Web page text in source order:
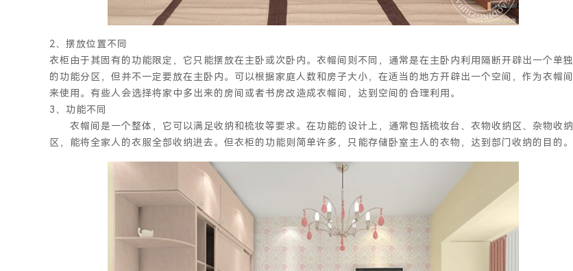
2、摆放位置不同
衣柜由于其固有的功能限定，它只能摆放在主卧或次卧内。衣帽间则不同，通常是在主卧内利用隔断开辟出一个单独
的功能分区，但并不一定要放在主卧内。可以根据家庭人数和房子大小，在适当的地方开辟出一个空间，作为衣帽间
来使用。有些人会选择将家中多出来的房间或者书房改造成衣帽间，达到空间的合理利用。
3、功能不同
衣帽间是一个整体，它可以满足收纳和梳妆等要求。在功能的设计上，通常包括梳妆台、衣物收纳区、杂物收纳
区，能将全家人的衣服全部收纳进去。但衣柜的功能则简单许多，只能存储卧室主人的衣物，达到部门收纳的目的。